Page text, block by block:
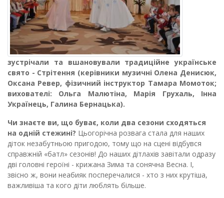
зустрічали та вшановували традиційне українське
свято - Стрітення (керівники музичні Олена Денисюк,
Оксана Ревер, фізичний інструктор Тамара Момоток;
вихователі: Ольга Малютіна, Марія Грухаль, Інна
Українець, Галина Бернацька).
Чи знаєте ви, що буває, коли два сезони сходяться
на одній стежині? Цьогорічна розвага стала для наших
діток незабутньою пригодою, тому що на сцені відбувся
справжній «батл» сезонів! До наших дітлахів завітали одразу
дві головні героїні - крижана Зима та сонячна Весна. І,
звісно ж, вони неабияк посперечалися - хто з них крутіша,
важливіша та кого діти люблять більше.